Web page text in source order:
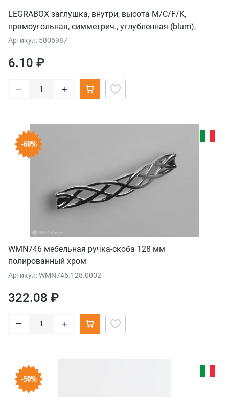
LEGRABOX заглушка, внутри, высота M/C/F/K,
прямоугольная, симметрич., углубленная (blum),
терра-черный
Артикул: 5806987
6.10 ₽
– +
-60%
WMN746 мебельная ручка-скоба 128 мм
полированный хром
Артикул: WMN746.128.0002
322.08 ₽
– +
-50%